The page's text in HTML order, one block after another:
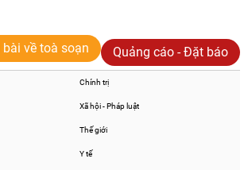
bài về toà soạn Quảng cáo - Đặt báo
Chính trị
Xã hội - Pháp luật
Thế giới
Y tế